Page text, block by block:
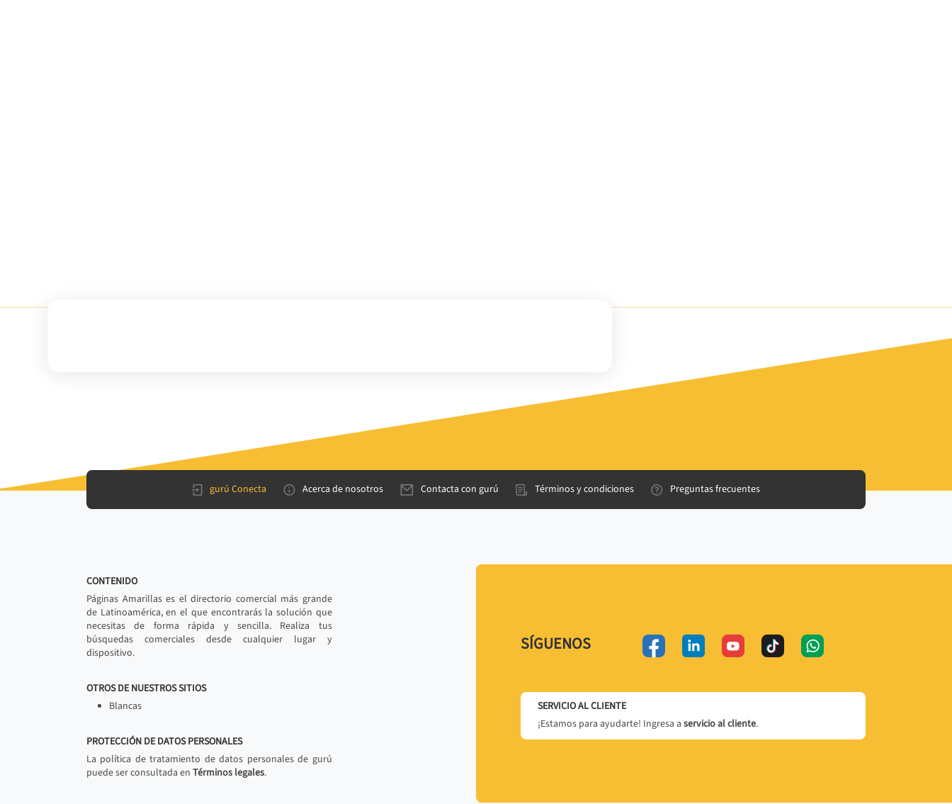
gurú Conecta Acerca de nosotros Contacta con gurú Términos y condiciones Preguntas frecuentes
CONTENIDO
Páginas Amarillas es el directorio comercial más grande
de Latinoamérica, en el que encontrarás la solución que
necesitas de forma rápida y sencilla. Realiza tus
búsquedas comerciales desde cualquier lugar y
dispositivo.
OTROS DE NUESTROS SITIOS
Blancas
PROTECCIÓN DE DATOS PERSONALES
La política de tratamiento de datos personales de gurú
puede ser consultada en Términos legales.
SÍGUENOS
SERVICIO AL CLIENTE
¡Estamos para ayudarte! Ingresa a servicio al cliente.